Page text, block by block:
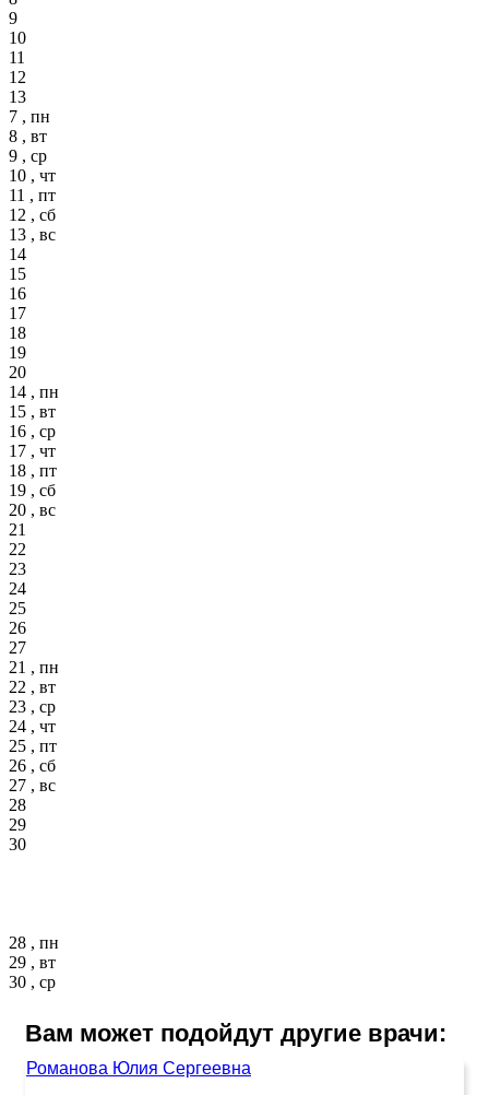
9
10
11
12
13
7 , пн
8 , вт
9 , ср
10 , чт
11 , пт
12 , сб
13 , вс
14
15
16
17
18
19
20
14 , пн
15 , вт
16 , ср
17 , чт
18 , пт
19 , сб
20 , вс
21
22
23
24
25
26
27
21 , пн
22 , вт
23 , ср
24 , чт
25 , пт
26 , сб
27 , вс
28
29
30
28 , пн
29 , вт
30 , ср
Вам может подойдут другие врачи:
Романова Юлия Сергеевна